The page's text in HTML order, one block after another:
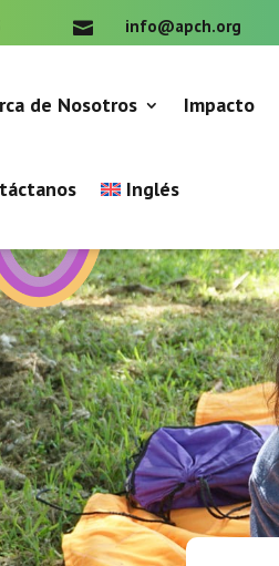
 info@apch.org
de Nosotros Impacto
Inglés